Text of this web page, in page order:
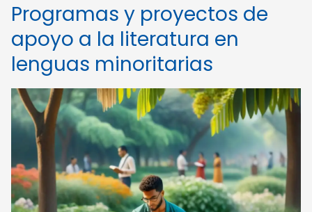
Programas y proyectos de
apoyo a la literatura en
lenguas minoritarias